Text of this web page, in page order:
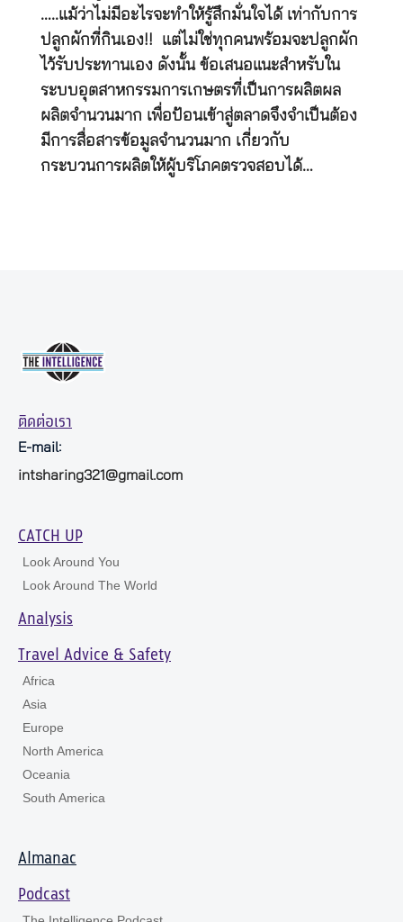
…..แม้ว่าไม่มีอะไรจะทำให้รู้สึกมั่นใจได้ เท่ากับการ
ปลูกผักที่กินเอง!! แต่ไม่ใช่ทุกคนพร้อมจะปลูกผัก
ไว้รับประทานเอง ดังนั้น ข้อเสนอแนะสำหรับใน
ระบบอุตสาหกรรมการเกษตรที่เป็นการผลิตผล
ผลิตจำนวนมาก เพื่อป้อนเข้าสู่ตลาดจึงจำเป็นต้อง
มีการสื่อสารข้อมูลจำนวนมาก เกี่ยวกับ
กระบวนการผลิตให้ผู้บริโภคตรวจสอบได้…
ติดต่อเรา
E-mail:
intsharing321@gmail.com
CATCH UP
Look Around You
Look Around The World
Analysis
Travel Advice & Safety
Africa
Asia
Europe
North America
Oceania
South America
Almanac
Podcast